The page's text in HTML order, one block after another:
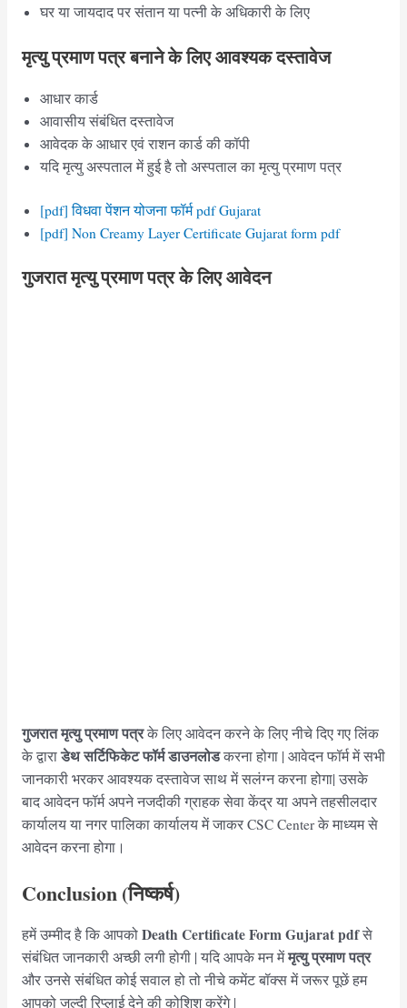
घर या जायदाद पर संतान या पत्नी के अधिकारी के लिए
मृत्यु प्रमाण पत्र बनाने के लिए आवश्यक दस्तावेज
आधार कार्ड
आवासीय संबंधित दस्तावेज
आवेदक के आधार एवं राशन कार्ड की कॉपी
यदि मृत्यु अस्पताल में हुई है तो अस्पताल का मृत्यु प्रमाण पत्र
[pdf] विधवा पेंशन योजना फॉर्म pdf Gujarat
[pdf] Non Creamy Layer Certificate Gujarat form pdf
गुजरात मृत्यु प्रमाण पत्र के लिए आवेदन
गुजरात मृत्यु प्रमाण पत्रके लिए आवेदन करने के लिए नीचे दिए गए लिंक
के द्वाराडेथ सर्टिफिकेट फॉर्म डाउनलोडकरना होगा | आवेदन फॉर्म में सभी
जानकारी भरकर आवश्यक दस्तावेज साथ में सलंग्न करना होगा| उसके
बाद आवेदन फॉर्म अपने नजदीकी ग्राहक सेवा केंद्र या अपने तहसीलदार
कार्यालय या नगर पालिका कार्यालय में जाकर CSC Center के माध्यम से
आवेदन करना होगा।
Conclusion (निष्कर्ष)
हमें उम्मीद है कि आपको Death Certificate Form Gujarat pdfसे
संबंधित जानकारी अच्छी लगी होगी | यदि आपके मन मेंमृत्यु प्रमाण पत्र
और उनसे संबंधित कोई सवाल हो तो नीचे कमेंट बॉक्स में जरूर पूछें हम
आपको जल्दी रिप्लाई देने की कोशिश करेंगे |